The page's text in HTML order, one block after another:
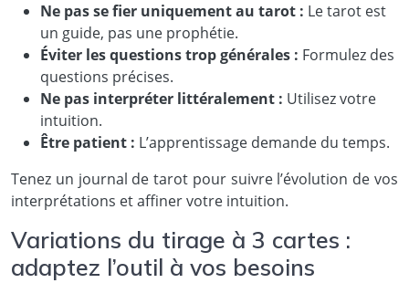
Ne pas se fier uniquement au tarot : Le tarot est
un guide, pas une prophétie.
Éviter les questions trop générales : Formulez des
questions précises.
Ne pas interpréter littéralement : Utilisez votre
intuition.
Être patient : L’apprentissage demande du temps.
Tenez un journal de tarot pour suivre l’évolution de vos
interprétations et affiner votre intuition.
Variations du tirage à 3 cartes :
adaptez l’outil à vos besoins